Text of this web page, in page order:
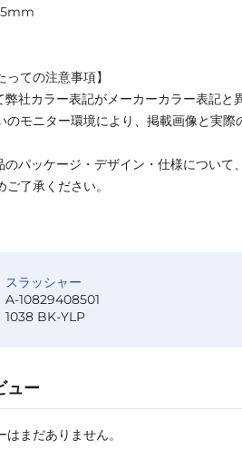
っての注意事項】
社カラー表記がメーカーカラー表記と
モニター環境により、掲載画像と実際
パッケージ・デザイン・仕様について
了承ください。
スラッシャー
A-10829408501
1038 BK-YLP
ュー
まだありません。